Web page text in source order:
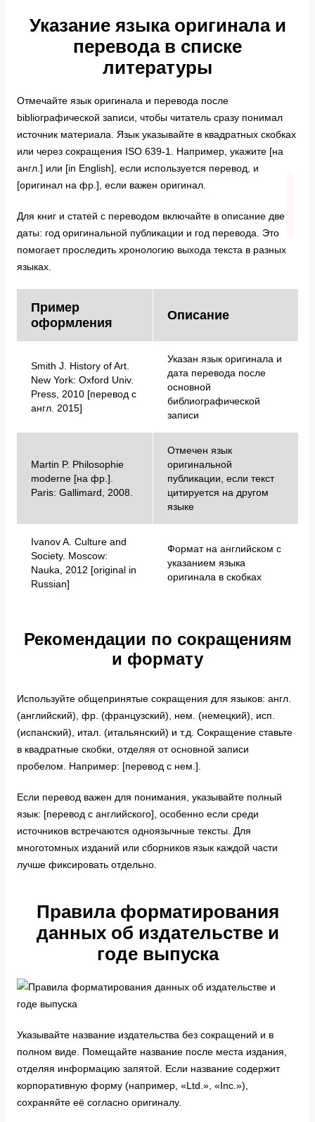
Указание языка оригинала и
перевода в списке
литературы
Отмечайте язык оригинала и перевода после
bibliографической записи, чтобы читатель сразу понимал
источник материала. Язык указывайте в квадратных скобках
или через сокращения ISO 639-1. Например, укажите [на
англ.] или [in English], если используется перевод, и
[оригинал на фр.], если важен оригинал.
Для книг и статей с переводом включайте в описание две
даты: год оригинальной публикации и год перевода. Это
помогает проследить хронологию выхода текста в разных
языках.
Пример
оформления
Описание
Smith J. History of Art.
New York: Oxford Univ.
Press, 2010 [перевод с
англ. 2015]
Указан язык оригинала и
дата перевода после
основной
библиографической
записи
Martin P. Philosophie
moderne [на фр.].
Paris: Gallimard, 2008.
Отмечен язык
оригинальной
публикации, если текст
цитируется на другом
языке
Ivanov A. Culture and
Society. Moscow:
Nauka, 2012 [original in
Russian]
Формат на английском с
указанием языка
оригинала в скобках
Рекомендации по сокращениям
и формату
Используйте общепринятые сокращения для языков: англ.
(английский), фр. (французский), нем. (немецкий), исп.
(испанский), итал. (итальянский) и т.д. Сокращение ставьте
в квадратные скобки, отделяя от основной записи
пробелом. Например: [перевод с нем.].
Если перевод важен для понимания, указывайте полный
язык: [перевод с английского], особенно если среди
источников встречаются одноязычные тексты. Для
многотомных изданий или сборников язык каждой части
лучше фиксировать отдельно.
Правила форматирования
данных об издательстве и
годе выпуска
Указывайте название издательства без сокращений и в
полном виде. Помещайте название после места издания,
отделяя информацию запятой. Если название содержит
корпоративную форму (например, «Ltd.», «Inc.»),
сохраняйте её согласно оригиналу.